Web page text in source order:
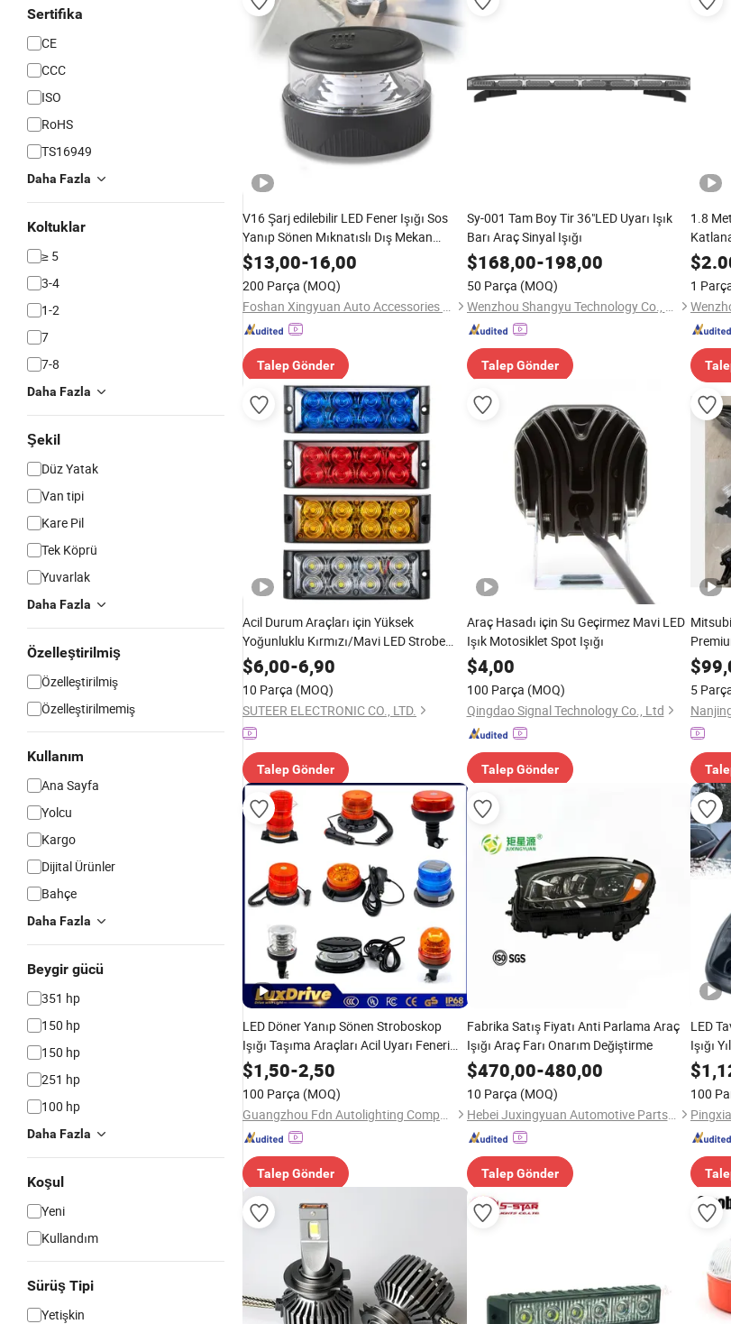
Sertifika
CE
CCC
ISO
RoHS
TS16949
Daha Fazla
Koltuklar
≥ 5
3-4
1-2
7
7-8
Daha Fazla
Şekil
Düz Yatak
Van tipi
Kare Pil
Tek Köprü
Yuvarlak
Daha Fazla
Özelleştirilmiş
Özelleştirilmiş
Özelleştirilmemiş
Kullanım
Ana Sayfa
Yolcu
Kargo
Dijital Ürünler
Bahçe
Daha Fazla
Beygir gücü
351 hp
150 hp
150 hp
251 hp
100 hp
Daha Fazla
Koşul
Yeni
Kullandım
Sürüş Tipi
Yetişkin
V16 Şarj edilebilir LED Fener Işığı Sos
Yanıp Sönen Mıknatıslı Dış Mekan
Offroad Araçları için
$13,00-16,00
200 Parça (MOQ)
Foshan Xingyuan Auto Accessories Co., Ltd.
Talep Gönder
Sy-001 Tam Boy Tir 36"LED Uyarı Işık
Barı Araç Sinyal Işığı
$168,00-198,00
50 Parça (MOQ)
Wenzhou Shangyu Technology Co., Ltd.
Talep Gönder
1.8
$
1
Acil Durum Araçları için Yüksek
Yoğunluklu Kırmızı/Mavi LED Strobe
Uyarı Işığı
$6,00-6,90
10 Parça (MOQ)
SUTEER ELECTRONIC CO., LTD.
Talep Gönder
Araç Hasadı için Su Geçirmez Mavi LED
Işık Motosiklet Spot Işığı
$4,00
100 Parça (MOQ)
Qingdao Signal Technology Co., Ltd
Talep Gönder
$
5
LED Döner Yanıp Sönen Stroboskop
Işığı Taşıma Araçları Acil Uyarı Feneri
Trafik Işıkları Araç Işığı Kamyon Işığı
Otomobil Lambası Otomotiv
Aksesuarları
$1,50-2,50
100 Parça (MOQ)
Guangzhou Fdn Autolighting Company Limited.
Talep Gönder
Fabrika Satış Fiyatı Anti Parlama Araç
Işığı Araç Farı Onarım Değiştirme
$470,00-480,00
10 Parça (MOQ)
Hebei Juxingyuan Automotive Parts Remanufacturing Co., Ltd.
Talep Gönder
LED
Işığı
Araç
$
100